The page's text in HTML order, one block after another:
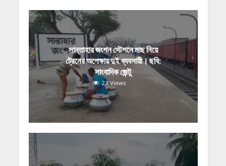
সান্তাহার জংশন স্টেশনে মাছ নিয়ে
ট্রেনের অপেক্ষায় দুই ব্যবসায়ী। ছবি:
সাংবাদিক জেন্টু
23 Views